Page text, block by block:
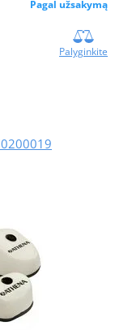
Pagal užsakymą
Palyginkite